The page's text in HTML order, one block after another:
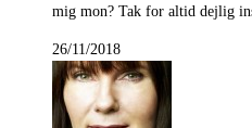
mig mon? Tak for altid dejlig
26/11/2018